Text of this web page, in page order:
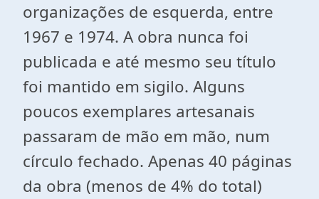
organizações de esquerda, entre
1967 e 1974. A obra nunca foi
publicada e até mesmo seu título
foi mantido em sigilo. Alguns
poucos exemplares artesanais
passaram de mão em mão, num
círculo fechado. Apenas 40 páginas
da obra (menos de 4% do total)